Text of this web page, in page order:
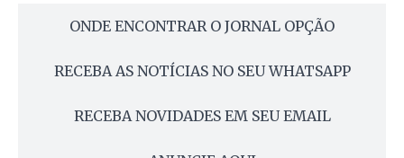
ONDE ENCONTRAR O JORNAL OPÇÃO
RECEBA AS NOTÍCIAS NO SEU WHATSAPP
RECEBA NOVIDADES EM SEU EMAIL